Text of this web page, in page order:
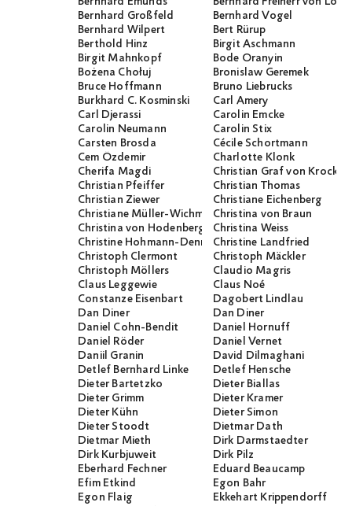
Bernhard Großfeld
Bernhard Vogel
Bernhard Wilpert
Bert Rürup
Berthold Hinz
Birgit Aschmann
Birgit Mahnkopf
Bode Oranyin
Bożena Chołuj
Bronislaw Geremek
Bruce Hoffmann
Bruno Liebrucks
Burkhard C. Kosminski
Carl Amery
Carl Djerassi
Carolin Emcke
Carolin Neumann
Carolin Stix
Carsten Brosda
Cécile Schortmann
Cem Özdemir
Charlotte Klonk
Cherifa Magdi
Christian Graf von
Christian Pfeiffer
Christian Thomas
Christian Ziewer
Christiane Eichenberg
Christiane Müller-WichmannChristina von Braun
Christina von Hodenberg
Christina Weiss
Christine Hohmann-DennhardtChristine Landfried
Christoph Clermont
Christoph Mäckler
Christoph Möllers
Claudio Magris
Claus Leggewie
Claus Noé
Constanze Eisenbart
Dagobert Lindlau
Dan Diner
Dan Diner
Daniel Cohn-Bendit
Daniel Hornuff
Daniel Röder
Daniel Vernet
Daniil Granin
David Dilmaghani
Detlef Bernhard Linke
Detlef Hensche
Dieter Bartetzko
Dieter Biallas
Dieter Grimm
Dieter Kramer
Dieter Kühn
Dieter Simon
Dieter Stoodt
Dietmar Dath
Dietmar Mieth
Dirk Darmstaedter
Dirk Kurbjuweit
Dirk Pilz
Eberhard Fechner
Eduard Beaucamp
Efim Etkind
Egon Bahr
Egon Flaig
Ekkehart Krippendorff